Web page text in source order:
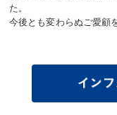
た。
今後とも変わらぬご愛顧